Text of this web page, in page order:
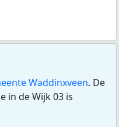
Waddinxveen. De
in de Wijk 03 is